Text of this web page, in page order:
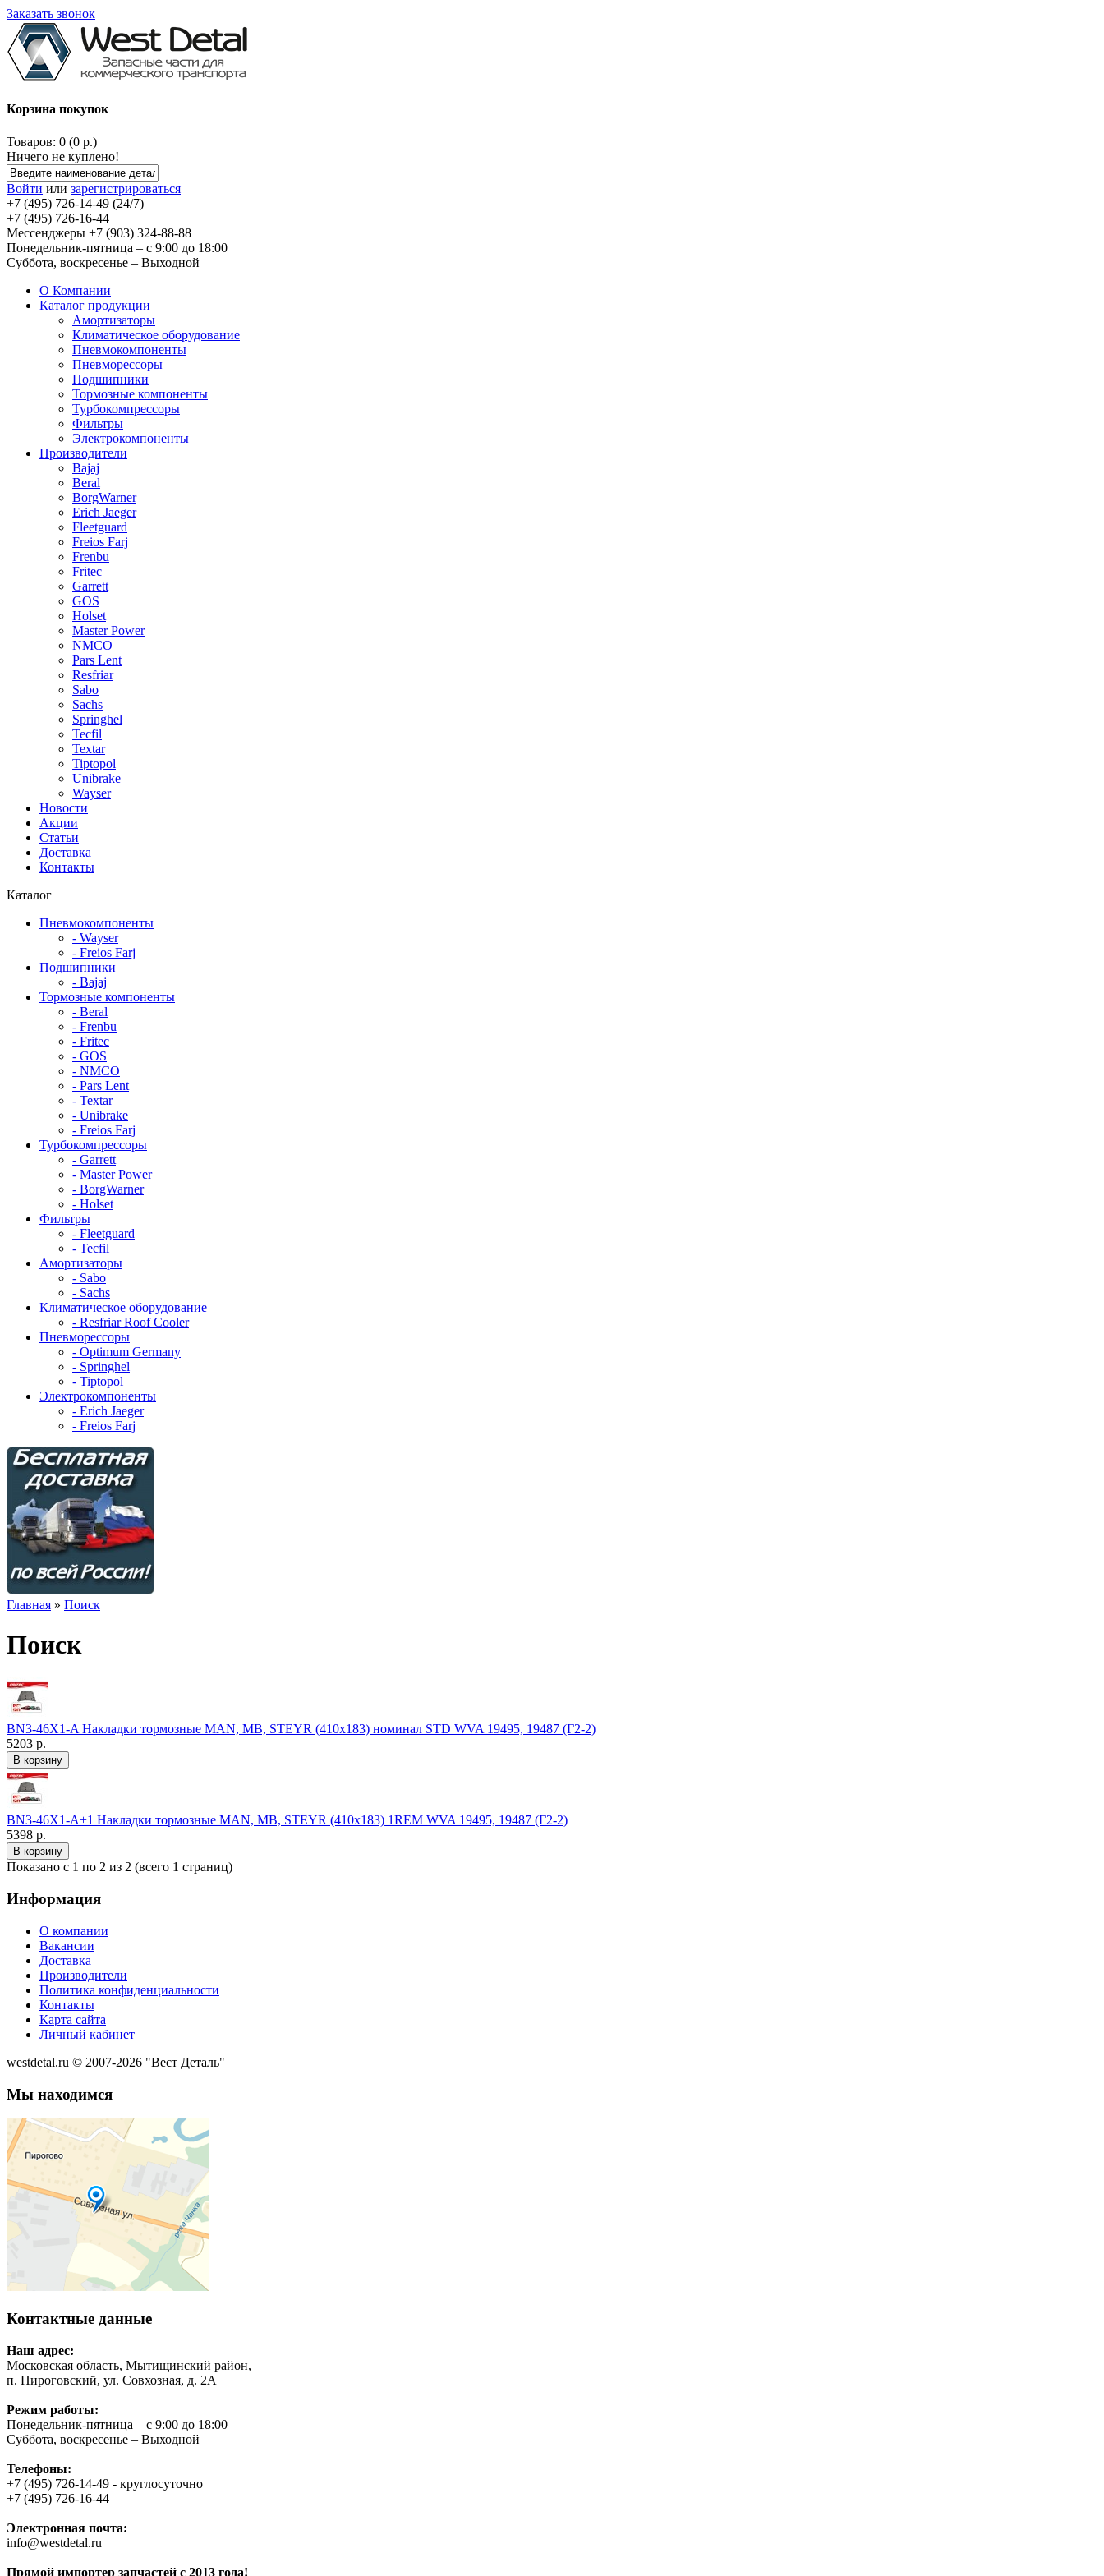
Заказать звонок
Корзина покупок
Товаров: 0 (0 р.)
Ничего не куплено!
Войти или зарегистрироваться
+7 (495) 726-14-49 (24/7)
+7 (495) 726-16-44
Мессенджеры +7 (903) 324-88-88
Понедельник-пятница – с 9:00 до 18:00
Суббота, воскресенье – Выходной
О Компании
Каталог продукции
Амортизаторы
Климатическое оборудование
Пневмокомпоненты
Пневморессоры
Подшипники
Тормозные компоненты
Турбокомпрессоры
Фильтры
Электрокомпоненты
Производители
Bajaj
Beral
BorgWarner
Erich Jaeger
Fleetguard
Freios Farj
Frenbu
Fritec
Garrett
GOS
Holset
Master Power
NMCO
Pars Lent
Resfriar
Sabo
Sachs
Springhel
Tecfil
Textar
Tiptopol
Unibrake
Wayser
Новости
Акции
Статьи
Доставка
Контакты
Каталог
Пневмокомпоненты
- Wayser
- Freios Farj
Подшипники
- Bajaj
Тормозные компоненты
- Beral
- Frenbu
- Fritec
- GOS
- NMCO
- Pars Lent
- Textar
- Unibrake
- Freios Farj
Турбокомпрессоры
- Garrett
- Master Power
- BorgWarner
- Holset
Фильтры
- Fleetguard
- Tecfil
Амортизаторы
- Sabo
- Sachs
Климатическое оборудование
- Resfriar Roof Cooler
Пневморессоры
- Optimum Germany
- Springhel
- Tiptopol
Электрокомпоненты
- Erich Jaeger
- Freios Farj
Главная » Поиск
Поиск
BN3-46X1-A Накладки тормозные MAN, MB, STEYR (410х183) номинал STD WVA 19495, 19487 (Г2-2)
5203 р.
BN3-46X1-A+1 Накладки тормозные MAN, MB, STEYR (410х183) 1REM WVA 19495, 19487 (Г2-2)
5398 р.
Показано с 1 по 2 из 2 (всего 1 страниц)
Информация
О компании
Вакансии
Доставка
Производители
Политика конфиденциальности
Контакты
Карта сайта
Личный кабинет
westdetal.ru © 2007-2026 "Вест Деталь"
Мы находимся
Контактные данные
Наш адрес:
Московская область, Мытищинский район,
п. Пироговский, ул. Совхозная, д. 2А
Режим работы:
Понедельник-пятница – с 9:00 до 18:00
Суббота, воскресенье – Выходной
Телефоны:
+7 (495) 726-14-49 - круглосуточно
+7 (495) 726-16-44
Электронная почта:
info@westdetal.ru
Прямой импортер запчастей с 2013 года!